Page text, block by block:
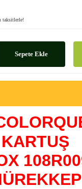
taksitlerle!
Sepete Ekle
KARTUŞ